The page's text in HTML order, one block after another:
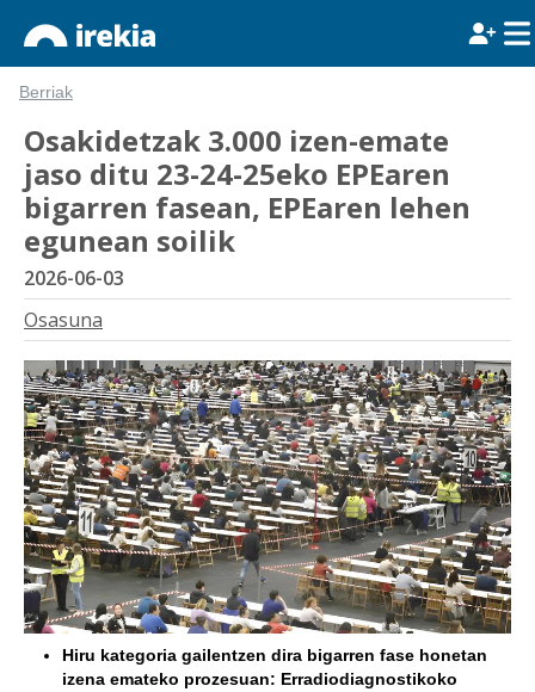
Berriak
Osakidetzak 3.000 izen-emate
jaso ditu 23-24-25eko EPEaren
bigarren fasean, EPEaren lehen
egunean soilik
2026-06-03
Osasuna
Hiru kategoria gailentzen dira bigarren fase honetan
izena emateko prozesuan: Erradiodiagnostikoko